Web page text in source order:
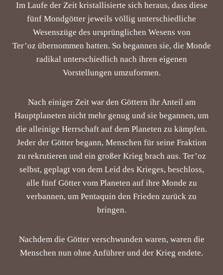
Im Laufe der Zeit kristallisierte sich heraus, dass diese
fünf Mondgötter jeweils völlig unterschiedliche
Wesenszüge des ursprünglichen Wesens von
Ter’oz übernommen hatten. So begannen sie, die Monde
radikal unterschiedlich nach ihren eigenen
Vorstellungen umzuformen.
Nach einiger Zeit war den Göttern ihr Anteil am
Hauptplaneten nicht mehr genug und sie begannen, um
die alleinige Herrschaft auf dem Planeten zu kämpfen.
Jeder der Götter begann, Menschen für seine Fraktion
zu rekrutieren und ein großer Krieg brach aus. Ter’oz
selbst, geplagt von dem Leid des Krieges, beschloss,
alle fünf Götter vom Planeten auf ihre Monde zu
verbannen, um Pentaquin den Frieden zurück zu
bringen.
Nachdem die Götter verschwunden waren, waren die
Menschen nun ohne Anführer und der Krieg endete.